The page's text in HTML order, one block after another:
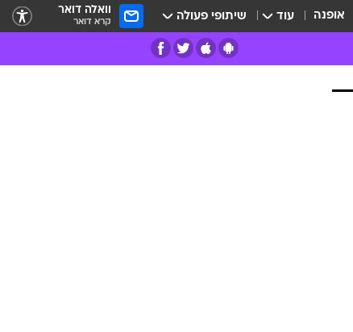
אופנה עוד שיתופי פעולה וואלה דואר
קרא דואר